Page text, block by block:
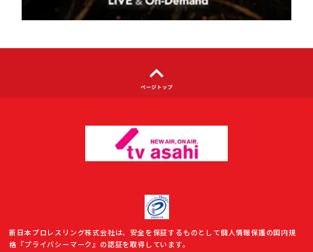
利用者情報の外部送信について
新日本プロレスリング株式会社は、安全を保証するものとして個人情報保護の国内規
格『プライバシーマーク』の認証を取得しています。